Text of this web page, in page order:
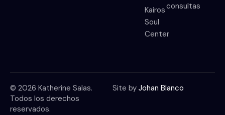
Kairos
Soul
Center
consultas
© 2026 Katherine Salas.
Todos los derechos
reservados.
Site by Johan Blanco